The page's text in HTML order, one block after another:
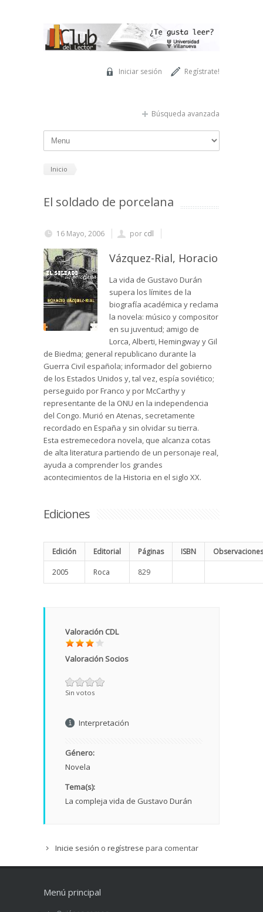
Regístrate!
Iniciar sesión
Búsqueda avanzada
Inicio
El soldado de porcelana
16 Mayo, 2006 por cdl
Vázquez-Rial, Horacio
La vida de Gustavo Durán
supera los límites de la
biografía académica y reclama
la novela: músico y compositor
en su juventud; amigo de
Lorca, Alberti, Hemingway y Gil
de Biedma; general republicano durante la
Guerra Civil española; informador del gobierno
de los Estados Unidos y, tal vez, espía soviético;
perseguido por Franco y por McCarthy y
representante de la ONU en la independencia
del Congo. Murió en Atenas, secretamente
recordado en España y sin olvidar su tierra.
Esta estremecedora novela, que alcanza cotas
de alta literatura partiendo de un personaje real,
ayuda a comprender los grandes
acontecimientos de la Historia en el siglo XX.
Ediciones
Edición Editorial Páginas ISBN Observaciones
2005 Roca 829
Valoración CDL
Valoración Socios
Sin votos
Interpretación
Género:
Novela
Tema(s):
La compleja vida de Gustavo Durán
Inicie sesión o regístrese para comentar
Menú principal